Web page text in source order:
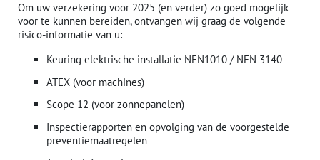
Om uw verzekering voor 2025 (en verder) zo goed mogelijk
voor te kunnen bereiden, ontvangen wij graag de volgende
risico-informatie van u:
Keuring elektrische installatie NEN1010 / NEN 3140
ATEX (voor machines)
Scope 12 (voor zonnepanelen)
Inspectierapporten en opvolging van de voorgestelde
preventiemaatregelen